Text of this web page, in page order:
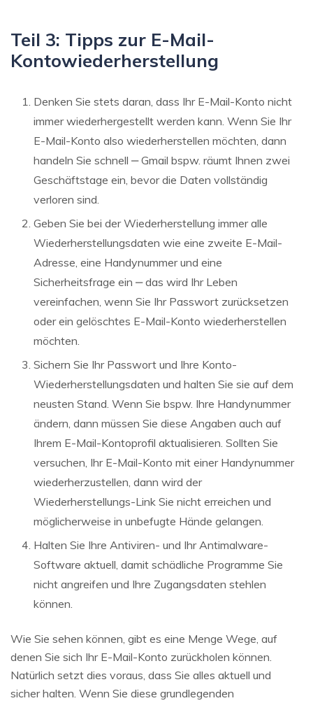
Teil 3: Tipps zur E-Mail-
Kontowiederherstellung
Denken Sie stets daran, dass Ihr E-Mail-Konto nicht
immer wiederhergestellt werden kann. Wenn Sie Ihr
E-Mail-Konto also wiederherstellen möchten, dann
handeln Sie schnell ‒ Gmail bspw. räumt Ihnen zwei
Geschäftstage ein, bevor die Daten vollständig
verloren sind.
Geben Sie bei der Wiederherstellung immer alle
Wiederherstellungsdaten wie eine zweite E-Mail-
Adresse, eine Handynummer und eine
Sicherheitsfrage ein ‒ das wird Ihr Leben
vereinfachen, wenn Sie Ihr Passwort zurücksetzen
oder ein gelöschtes E-Mail-Konto wiederherstellen
möchten.
Sichern Sie Ihr Passwort und Ihre Konto-
Wiederherstellungsdaten und halten Sie sie auf dem
neusten Stand. Wenn Sie bspw. Ihre Handynummer
ändern, dann müssen Sie diese Angaben auch auf
Ihrem E-Mail-Kontoprofil aktualisieren. Sollten Sie
versuchen, Ihr E-Mail-Konto mit einer Handynummer
wiederherzustellen, dann wird der
Wiederherstellungs-Link Sie nicht erreichen und
möglicherweise in unbefugte Hände gelangen.
Halten Sie Ihre Antiviren- und Ihr Antimalware-
Software aktuell, damit schädliche Programme Sie
nicht angreifen und Ihre Zugangsdaten stehlen
können.
Wie Sie sehen können, gibt es eine Menge Wege, auf
denen Sie sich Ihr E-Mail-Konto zurückholen können.
Natürlich setzt dies voraus, dass Sie alles aktuell und
sicher halten. Wenn Sie diese grundlegenden